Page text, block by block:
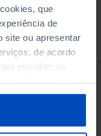
que
de
site ou apresentar
de acordo
escolher os
Saiba mais
ou da